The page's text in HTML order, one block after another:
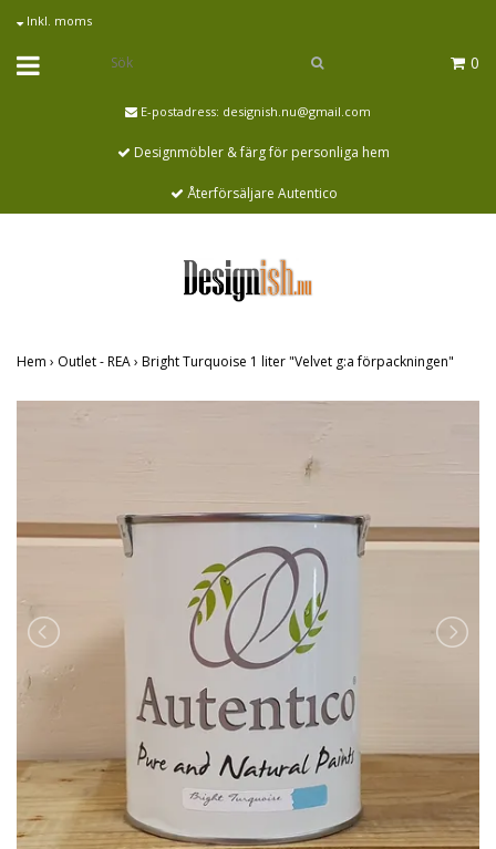
Inkl. moms
0
E-postadress: designish.nu@gmail.com
Designmöbler & färg för personliga hem
Återförsäljare Autentico
Hem › Outlet - REA› Bright Turquoise 1 liter "Velvet g:a förpackningen"